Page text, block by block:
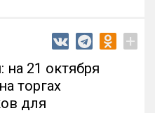
+
21 октября
торгах
для